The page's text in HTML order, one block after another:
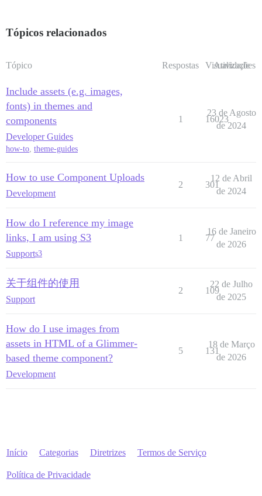
Tópicos relacionados
Tópico Respostas Visualizações
Atividade
Include assets (e.g. images,
fonts) in themes and
components
Developer Guides
how-to theme-guides
1 16023
23 de Agosto
de 2024
How to use Component Uploads
Development
2 301
12 de Abril
de 2024
How do I reference my image
links, I am using S3
Supports3
1 77
16 de Janeiro
de 2026
关于组件的使用
Support
2 109
22 de Julho
de 2025
How do I use images from
assets in HTML of a Glimmer-
based theme component?
Development
5 131
18 de Março
de 2026
Início Categorias Diretrizes Termos de Serviço
Política de Privacidade